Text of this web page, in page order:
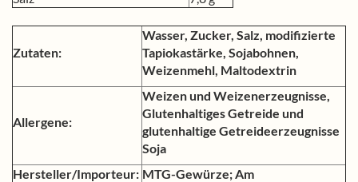
Zutaten:
Wasser, Zucker, Salz, modifizierte
Tapiokastärke, Sojabohnen,
Weizenmehl, Maltodextrin
Allergene:
Weizen und Weizenerzeugnisse,
Glutenhaltiges Getreide und
glutenhaltige Getreideerzeugnisse
Soja
Hersteller/Importeur: MTG-Gewürze; Am